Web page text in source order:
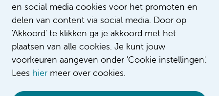
en social media cookies voor het promoten en
delen van content via social media. Door op
'Akkoord' te klikken ga je akkoord met het
plaatsen van alle cookies. Je kunt jouw
voorkeuren aangeven onder 'Cookie instellingen'.
Lees hier meer over cookies.